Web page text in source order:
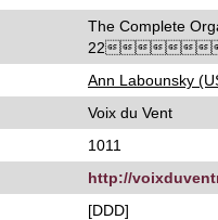
The Complete
Ann Labounsky
Voix du Vent
1011
http://
[DDD]